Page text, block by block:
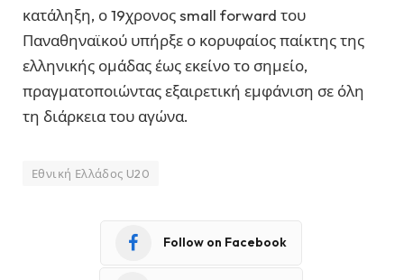
κατάληξη, ο 19χρονος small forward του
Παναθηναϊκού υπήρξε ο κορυφαίος παίκτης της
ελληνικής ομάδας έως εκείνο το σημείο,
πραγματοποιώντας εξαιρετική εμφάνιση σε όλη
τη διάρκεια του αγώνα.
Εθνική Ελλάδος U20
Follow on Facebook